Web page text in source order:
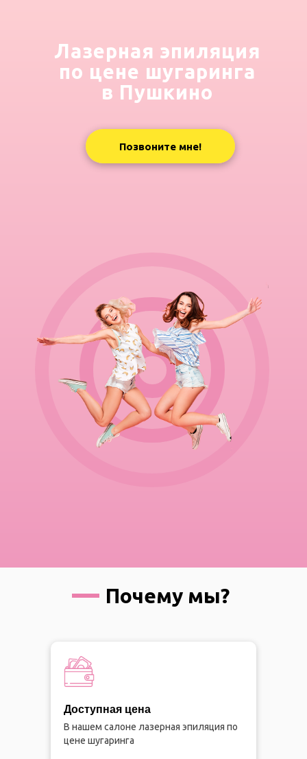
Лазерная эпиляция
по цене шугаринга
в Пушкино
Позвоните мне!
В нашем салоне лазерная эпиляция по
цене шугаринга
Почему мы?
Доступная цена